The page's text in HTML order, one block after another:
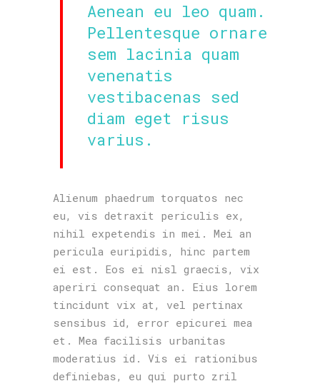
Aenean eu leo quam.
Pellentesque ornare
sem lacinia quam
venenatis
vestibacenas sed
diam eget risus
varius.
Alienum phaedrum torquatos nec
eu, vis detraxit periculis ex,
nihil expetendis in mei. Mei an
pericula euripidis, hinc partem
ei est. Eos ei nisl graecis, vix
aperiri consequat an. Eius lorem
tincidunt vix at, vel pertinax
sensibus id, error epicurei mea
et. Mea facilisis urbanitas
moderatius id. Vis ei rationibus
definiebas, eu qui purto zril